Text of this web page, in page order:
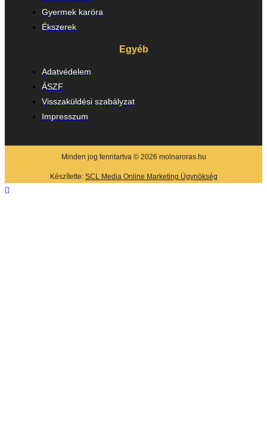
Gyermek karóra
Ékszerek
Egyéb
Adatvédelem
ÁSZF
Visszaküldési szabályzat
Impresszum
Minden jog fenntartva © 2026 molnaroras.hu
Készítette: SCL Media Online Marketing Ügynökség